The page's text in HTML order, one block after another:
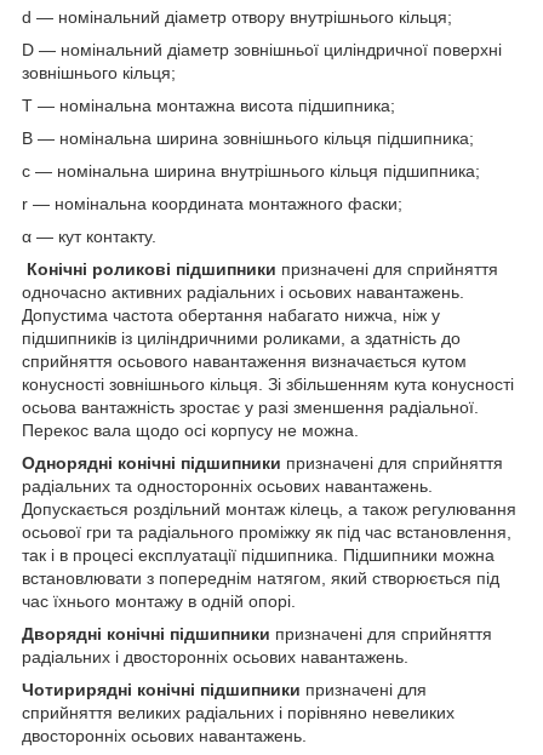
d — номінальний діаметр отвору внутрішнього кільця;
D — номінальний діаметр зовнішньої циліндричної поверхні
зовнішнього кільця;
T — номінальна монтажна висота підшипника;
B — номінальна ширина зовнішнього кільця підшипника;
c — номінальна ширина внутрішнього кільця підшипника;
r — номінальна координата монтажного фаски;
α — кут контакту.
Конічні роликові підшипники призначені для сприйняття
одночасно активних радіальних і осьових навантажень.
Допустима частота обертання набагато нижча, ніж у
підшипників із циліндричними роликами, а здатність до
сприйняття осьового навантаження визначається кутом
конусності зовнішнього кільця. Зі збільшенням кута конусності
осьова вантажність зростає у разі зменшення радіальної.
Перекос вала щодо осі корпусу не можна.
Однорядні конічні підшипники призначені для сприйняття
радіальних та односторонніх осьових навантажень.
Допускається роздільний монтаж кілець, а також регулювання
осьової гри та радіального проміжку як під час встановлення,
так і в процесі експлуатації підшипника. Підшипники можна
встановлювати з попереднім натягом, який створюється під
час їхнього монтажу в одній опорі.
Дворядні конічні підшипники призначені для сприйняття
радіальних і двосторонніх осьових навантажень.
Чотирирядні конічні підшипники призначені для
сприйняття великих радіальних і порівняно невеликих
двосторонніх осьових навантажень.